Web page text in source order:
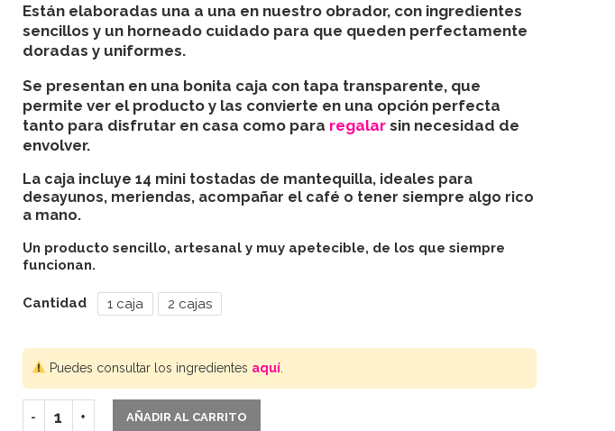
Están elaboradas una a una en nuestro obrador, con ingredientes
sencillos y un horneado cuidado para que queden perfectamente
doradas y uniformes.
Se presentan en una bonita caja con tapa transparente, que
permite ver el producto y las convierte en una opción perfecta
tanto para disfrutar en casa como para regalarsin necesidad de
envolver.
La caja incluye 14 mini tostadas de mantequilla, ideales para
desayunos, meriendas, acompañar el café o tener siempre algo rico
a mano.
Un producto sencillo, artesanal y muy apetecible, de los que siempre
funcionan.
Cantidad 1 caja 2 cajas
Puedes consultar los ingredientes aquí.
AÑADIR AL CARRITO